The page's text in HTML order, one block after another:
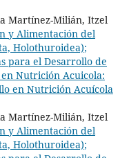
Martínez-Milián, Itzel
y Alimentación del
Holothuroidea);
para el Desarrollo de
en Nutrición Acuicola:
en Nutrición Acuícola
Martínez-Milián, Itzel
y Alimentación del
Holothuroidea);